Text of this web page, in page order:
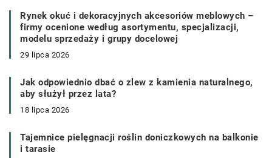
Rynek okuć i dekoracyjnych akcesoriów meblowych –
firmy ocenione według asortymentu, specjalizacji,
modelu sprzedaży i grupy docelowej
29 lipca 2026
Jak odpowiednio dbać o zlew z kamienia naturalnego,
aby służył przez lata?
18 lipca 2026
Tajemnice pielęgnacji roślin doniczkowych na balkonie
i tarasie